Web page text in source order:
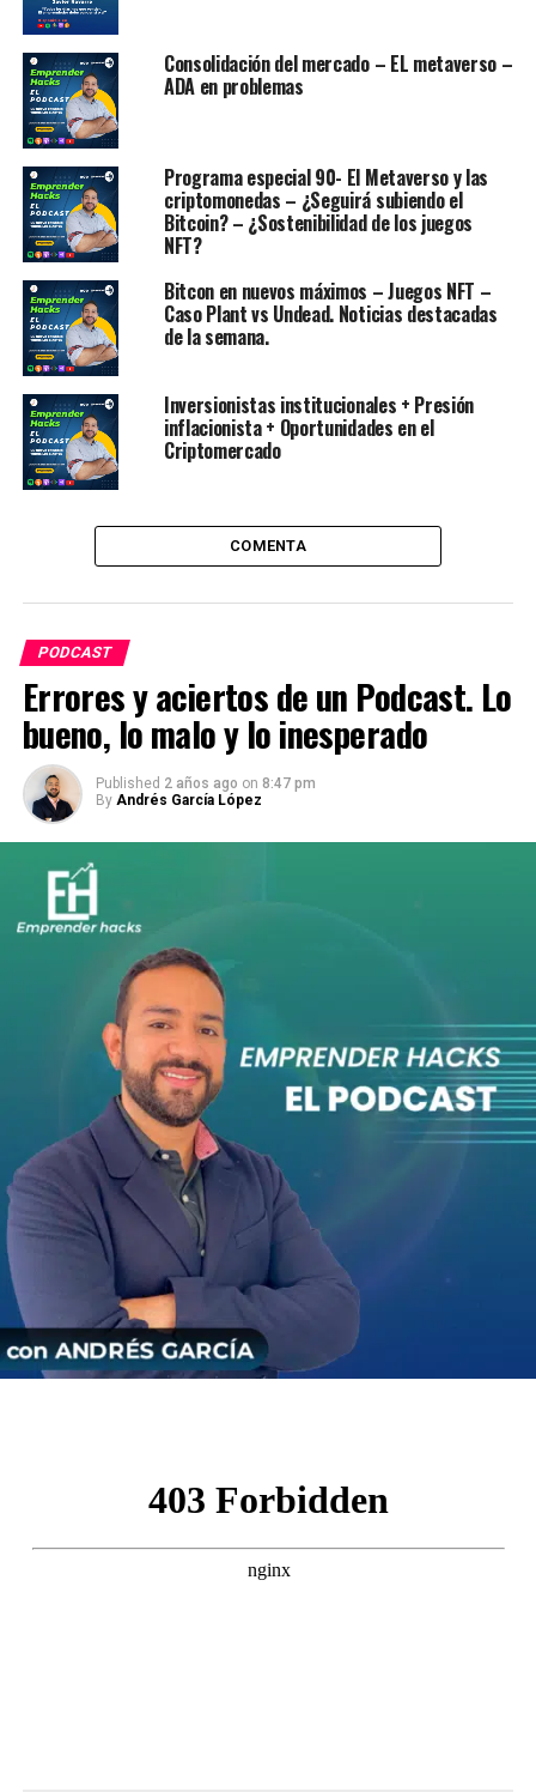
RELATED TOPICS:
HISTORIAS DE EMPRENDIMIENTO
NEGOCIOS
PODCAST
UP NEXT
8.- Cómo obtener más prospectos
DON'T MISS
6.- Criptomonedas y Blockchain
Andrés García López
EmprenderHacks. Me dedico a separar la señal del ruido:
analizo cómo la cultura humana y la inteligencia artificial
Consolidación del mercado – EL metaverso –
ADA en problemas
Programa especial 90- El Metaverso y las
criptomonedas – ¿Seguirá subiendo el
Bitcoin? – ¿Sostenibilidad de los juegos
NFT?
Bitcon en nuevos máximos – Juegos NFT –
Caso Plant vs Undead. Noticias destacadas
de la semana.
Inversionistas institucionales + Presión
inflacionista + Oportunidades en el
Criptomercado
COMENTA
PODCAST
Errores y aciertos de un Podcast. Lo
bueno, lo malo y lo inesperado
Published 2 años ago on 8:47 pm
By Andrés García López